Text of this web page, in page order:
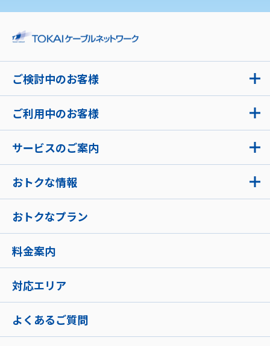
ご検討中のお客様
ご利用中のお客様
サービスのご案内
おトクな情報
おトクなプラン
料金案内
対応エリア
よくあるご質問